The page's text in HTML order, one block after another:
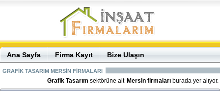
Ana Sayfa Firma Kayıt Bize Ulaşın
GRAFİK TASARIM MERSİN FİRMALARI
Grafik Tasarım sektörüne ait Mersin firmaları burada yer alıyor.